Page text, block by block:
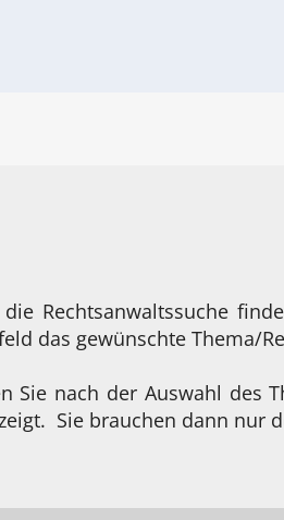
die Rechtsanwaltssuche
das gewünschte Thema/
Sie nach der Auswahl des
Sie brauchen dann nur